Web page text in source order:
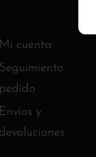
Mi cuenta
Seguimiento
pedido
Envíos y
devoluciones